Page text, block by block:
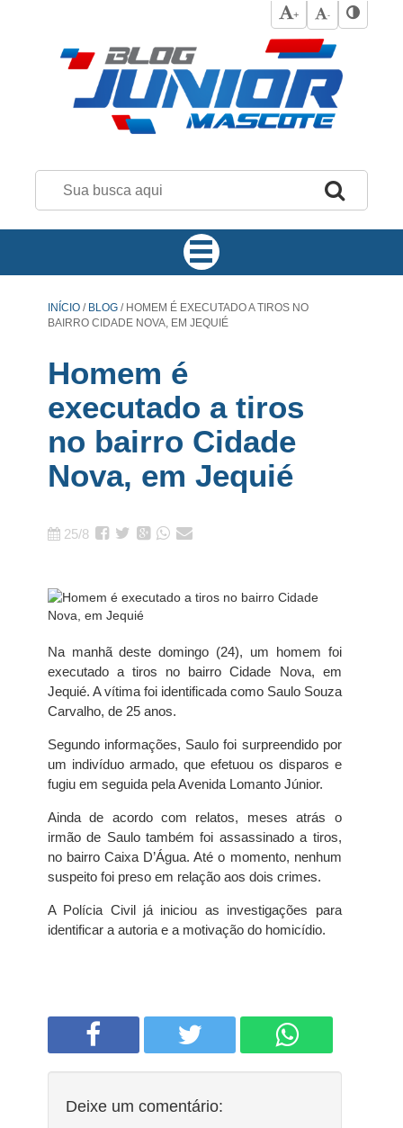
+ -
INÍCIO / BLOG /HOMEM É EXECUTADO A TIROS NO
BAIRRO CIDADE NOVA, EM JEQUIÉ
Homem é
executado a tiros
no bairro Cidade
Nova, em Jequié
25/8
Na manhã deste domingo (24), um homem foi
executado a tiros no bairro Cidade Nova, em
Jequié. A vítima foi identificada como Saulo Souza
Carvalho, de 25 anos.
Segundo informações, Saulo foi surpreendido por
um indivíduo armado, que efetuou os disparos e
fugiu em seguida pela Avenida Lomanto Júnior.
Ainda de acordo com relatos, meses atrás o
irmão de Saulo também foi assassinado a tiros,
no bairro Caixa D’Água. Até o momento, nenhum
suspeito foi preso em relação aos dois crimes.
A Polícia Civil já iniciou as investigações para
identificar a autoria e a motivação do homicídio.
Deixe um comentário: